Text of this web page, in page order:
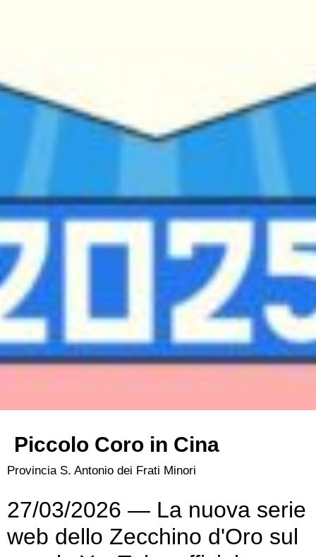
Piccolo Coro in Cina
Provincia S. Antonio dei Frati Minori
27/03/2026 — La nuova serie
web dello Zecchino d'Oro sul